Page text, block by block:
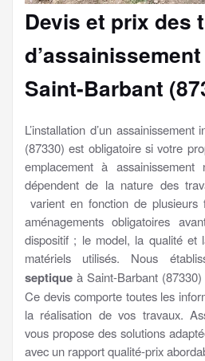
Devis et prix des
Saint-Barbant
L’installation d’un
(87330) est obligatoire si votre
emplacement à
dépendent de la nature des
varient en fonction de plusieurs
aménagements obligatoires
dispositif ; le model, la qualité et
matériels utilisés. Nous
septique à Saint-Barbant
Ce devis comporte toutes les
la réalisation de vos travaux.
vous propose des solutions
avec un rapport qualité-prix